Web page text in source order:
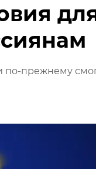
по-прежнему